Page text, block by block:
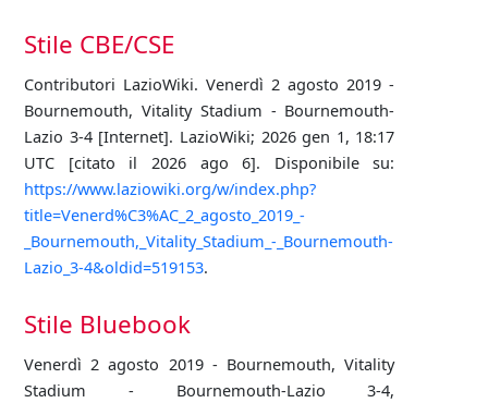
Stile CBE/CSE
Contributori LazioWiki. Venerdì 2 agosto 2019 -
Bournemouth, Vitality Stadium - Bournemouth-
Lazio 3-4 [Internet]. LazioWiki; 2026 gen 1, 18:17
UTC [citato il 2026 ago 6]. Disponibile su:
https://www.laziowiki.org/w/index.php?
title=Venerd%C3%AC_2_agosto_2019_-
_Bournemouth,_Vitality_Stadium_-_Bournemouth-
Lazio_3-4&oldid=519153.
Stile Bluebook
Venerdì 2 agosto 2019 - Bournemouth, Vitality
Stadium - Bournemouth-Lazio 3-4,